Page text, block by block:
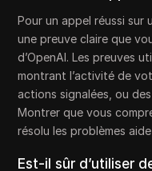
Pour un appel réussi sur
une preuve claire que
d’OpenAI. Les preuves
montrant l’activité de
actions signalées, ou
Montrer que vous
résolu les problèmes
Est-il sûr d’utiliser